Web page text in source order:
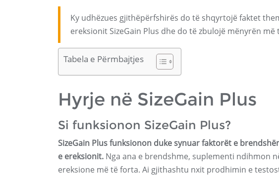
Ky udhëzues gjithëpërfshirës do të shqyrtojë faktet
ereksionit SizeGain Plus dhe do të zbulojë mënyrën më
Tabela e Përmbajtjes
Hyrje në SizeGain Plus
Si funksionon SizeGain Plus?
SizeGain Plus funksionon duke synuar faktorët e
e ereksionit. Nga ana e brendshme, suplementi ndihmon
ereksione më të forta. Ai gjithashtu nxit prodhimin e